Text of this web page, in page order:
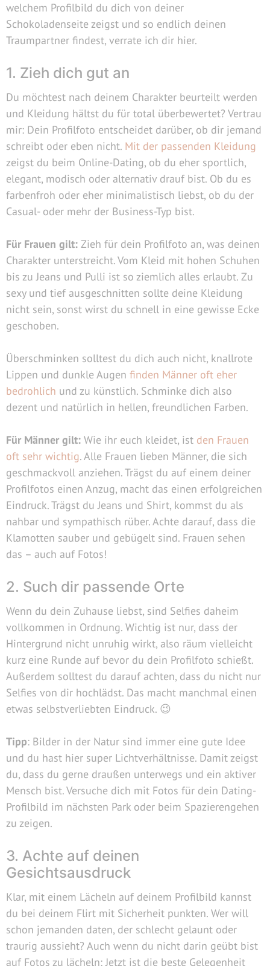
welchem Profilbild du dich von deiner
Schokoladenseite zeigst und so endlich deinen
Traumpartner findest, verrate ich dir hier.
1. Zieh dich gut an
Du möchtest nach deinem Charakter beurteilt werden
und Kleidung hältst du für total überbewertet? Vertrau
mir: Dein Profilfoto entscheidet darüber, ob dir jemand
schreibt oder eben nicht. Mit der passenden Kleidung
zeigst du beim Online-Dating, ob du eher sportlich,
elegant, modisch oder alternativ drauf bist. Ob du es
farbenfroh oder eher minimalistisch liebst, ob du der
Casual- oder mehr der Business-Typ bist.
Für Frauen gilt: Zieh für dein Profilfoto an, was deinen
Charakter unterstreicht. Vom Kleid mit hohen Schuhen
bis zu Jeans und Pulli ist so ziemlich alles erlaubt. Zu
sexy und tief ausgeschnitten sollte deine Kleidung
nicht sein, sonst wirst du schnell in eine gewisse Ecke
geschoben.
Überschminken solltest du dich auch nicht, knallrote
Lippen und dunkle Augen finden Männer oft eher
bedrohlich und zu künstlich. Schminke dich also
dezent und natürlich in hellen, freundlichen Farben.
Für Männer gilt: Wie ihr euch kleidet, ist den Frauen
oft sehr wichtig. Alle Frauen lieben Männer, die sich
geschmackvoll anziehen. Trägst du auf einem deiner
Profilfotos einen Anzug, macht das einen erfolgreichen
Eindruck. Trägst du Jeans und Shirt, kommst du als
nahbar und sympathisch rüber. Achte darauf, dass die
Klamotten sauber und gebügelt sind. Frauen sehen
das – auch auf Fotos!
2. Such dir passende Orte
Wenn du dein Zuhause liebst, sind Selfies daheim
vollkommen in Ordnung. Wichtig ist nur, dass der
Hintergrund nicht unruhig wirkt, also räum vielleicht
kurz eine Runde auf bevor du dein Profilfoto schießt.
Außerdem solltest du darauf achten, dass du nicht nur
Selfies von dir hochlädst. Das macht manchmal einen
etwas selbstverliebten Eindruck. 😉
Tipp: Bilder in der Natur sind immer eine gute Idee
und du hast hier super Lichtverhältnisse. Damit zeigst
du, dass du gerne draußen unterwegs und ein aktiver
Mensch bist. Versuche dich mit Fotos für dein Dating-
Profilbild im nächsten Park oder beim Spazierengehen
zu zeigen.
3. Achte auf deinen
Gesichtsausdruck
Klar, mit einem Lächeln auf deinem Profilbild kannst
du bei deinem Flirt mit Sicherheit punkten. Wer will
schon jemanden daten, der schlecht gelaunt oder
traurig aussieht? Auch wenn du nicht darin geübt bist
auf Fotos zu lächeln: Jetzt ist die beste Gelegenheit